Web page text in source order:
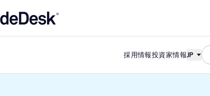
Home Page
採用情報投資家情報JP